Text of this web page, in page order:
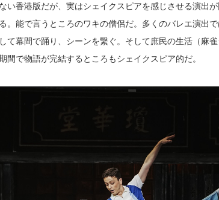
い香港版だが、実はシェイクスピアを感じさせる演出
。能で言うところのワキの僧侶だ。多くのバレエ演出
て幕間で踊り、シーンを繋ぐ。そして庶民の生活（麻
間で物語が完結するところもシェイクスピア的だ。